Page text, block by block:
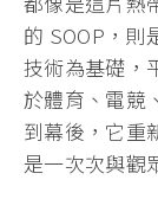
的 SOOP，則
技術為基礎，
於體育、電競
到幕後，它重
是一次次與觀